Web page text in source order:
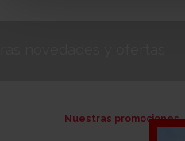
Nuestras promociones